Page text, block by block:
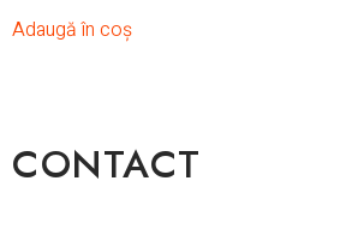
Adaugă în coș
CONTACT